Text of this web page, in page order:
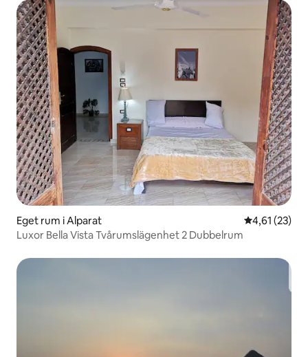
Eget rum i Alparat 4,61 av 5 i
4,61 (23)
Luxor Bella Vista Tvårumslägenhet 2 Dubbelrum